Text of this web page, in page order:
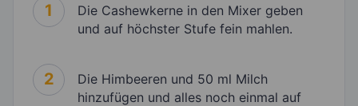
1
Die Cashewkerne in den Mixer geben
und auf höchster Stufe fein mahlen.
2
Die Himbeeren und 50 ml Milch
hinzufügen und alles noch einmal auf